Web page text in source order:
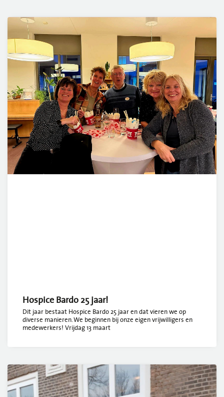
Hospice Bardo 25 jaar!
Dit jaar bestaat Hospice Bardo 25 jaar en dat vieren we op
diverse manieren. We beginnen bij onze eigen vrijwilligers en
medewerkers! Vrijdag 13 maart